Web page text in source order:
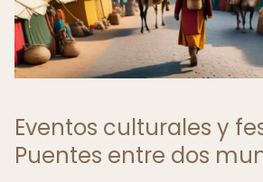
Eventos culturales y
Puentes entre dos